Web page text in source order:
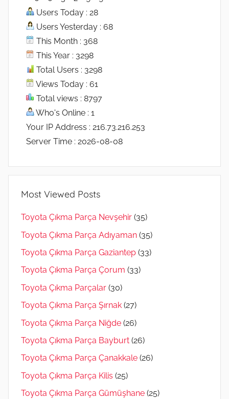
Users Today : 28
Users Yesterday : 68
This Month : 368
This Year : 3298
Total Users : 3298
Views Today : 61
Total views : 8797
Who's Online : 1
Your IP Address : 216.73.216.253
Server Time : 2026-08-08
Most Viewed Posts
Toyota Çıkma Parça Nevşehir (35)
Toyota Çıkma Parça Adıyaman (35)
Toyota Çıkma Parça Gaziantep (33)
Toyota Çıkma Parça Çorum (33)
Toyota Çıkma Parçalar (30)
Toyota Çıkma Parça Şırnak (27)
Toyota Çıkma Parça Niğde (26)
Toyota Çıkma Parça Bayburt (26)
Toyota Çıkma Parça Çanakkale (26)
Toyota Çıkma Parça Kilis (25)
Toyota Çıkma Parça Gümüşhane (25)